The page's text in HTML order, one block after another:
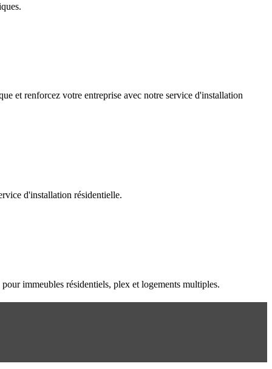
et renforcez votre entreprise avec notre service d'installation
d'installation résidentielle.
immeubles résidentiels, plex et logements multiples.